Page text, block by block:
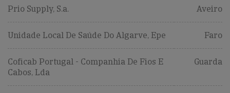
Prio Supply, S.a. Aveiro
Unidade Local De Saúde Do Algarve, Epe Faro
Coficab Portugal - Companhia De Fios E
Cabos, Lda
Guarda